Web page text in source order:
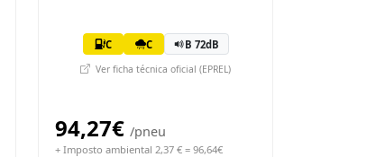
C C B 72dB
Ver ficha técnica oficial (EPREL)
94,27€ /pneu
+ Imposto ambiental 2,37 € = 96,64€